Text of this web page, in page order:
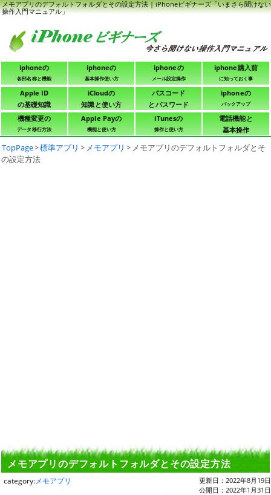
メモアプリのデフォルトフォルダとその設定方法 | iPhoneビギナーズ「いまさら聞けない
操作入門マニュアル」
iphoneの
各部名称と機能
iphoneの
基本操作使い方
iphoneの
メール設定操作
iphone購入前
に知っておく事
Apple ID
の基礎知識
iCloudの
知識と使い方
パスコード
とパスワード
iphoneの
バックアップ
機種変更の
データ移行方法
Apple Payの
機能と使い方
iTunesの
操作と使い方
電話機能と
基本操作
TopPage>標準アプリ > メモアプリ > メモアプリのデフォルトフォルダとそ
の設定方法
メモアプリのデフォルトフォルダとその設定方法
category:メモアプリ 更新日： 2022年8月19日
公開日： 2022年1月31日